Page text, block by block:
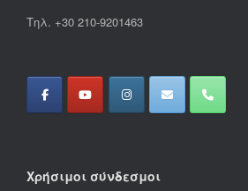
Τηλ. +30 210-9201463
Χρήσιμοι σύνδεσμοι